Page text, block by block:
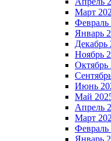
Март
Февраль
Январь
Декабрь
Ноябрь
Октябрь
Июнь
Май
Апрель
Март
Февраль
Январь